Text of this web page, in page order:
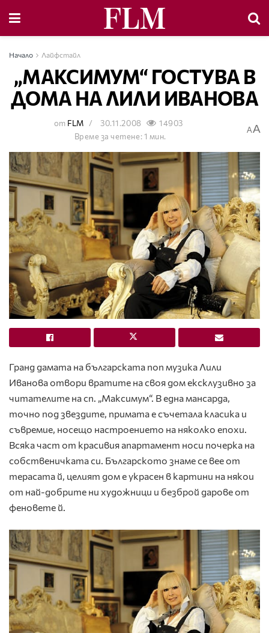
Начало Лайфстайл
„МАКСИМУМ“ ГОСТУВА В
ДОМА НА ЛИЛИ ИВАНОВА
от FLM 30.11.2008
14903
Време за четене: 1 мин.
AA
Гранд дамата на българската поп музика Лили
Иванова отвори вратите на своя дом ексклузивно за
читателите на сп. „Максимум“. В една мансарда,
точно под звездите, примата е съчетала класика и
съвремие, носещо настроението на няколко епохи.
Всяка част от красивия апартамент носи почерка на
собственичката си. Българското знаме се вее от
терасата й, целият дом е украсен в картини на някои
от най-добрите ни художници и безброй дарове от
феновете й.